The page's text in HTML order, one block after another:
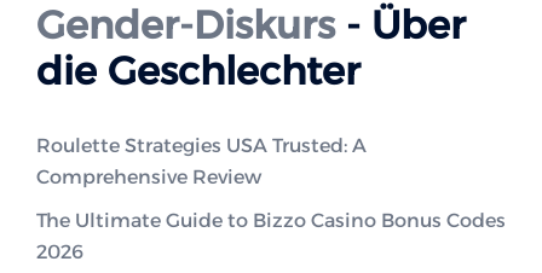
Gender-Diskurs- Über
die Geschlechter
Roulette Strategies USA Trusted: A
Comprehensive Review
The Ultimate Guide to Bizzo Casino Bonus Codes
2026